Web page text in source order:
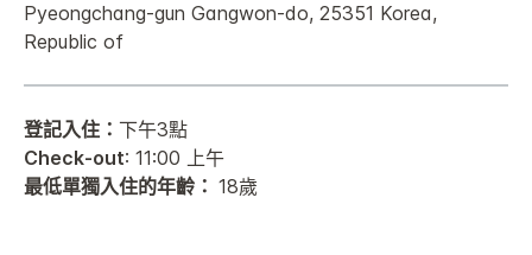
Pyeongchang-gun Gangwon-do, 25351 Korea,
Republic of
登記入住： 下午3點
Check-out: 11:00 上午
最低單獨入住的年齡： 18歲